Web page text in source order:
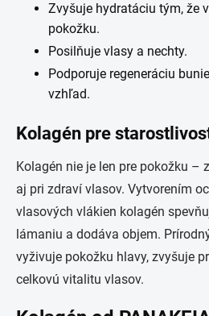
Zvyšuje hydratáciu tým, že
pokožku.
Posilňuje vlasy a nechty.
Podporuje regeneráciu
vzhľad.
Kolagén pre
Kolagén nie je len pre pokožku –
aj pri zdraví vlasov. Vytvorením
vlasových vlákien kolagén
lámaniu a dodáva objem.
vyživuje pokožku hlavy, zvyšuje
celkovú vitalitu vlasov.